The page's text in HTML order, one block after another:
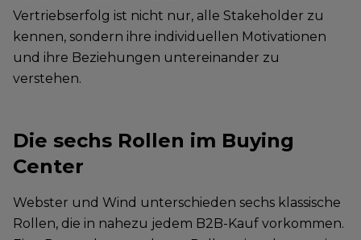
Vertriebserfolg ist nicht nur, alle Stakeholder zu
kennen, sondern ihre individuellen Motivationen
und ihre Beziehungen untereinander zu
verstehen.
Die sechs Rollen im Buying
Center
Webster und Wind unterschieden sechs klassische
Rollen, die in nahezu jedem B2B-Kauf vorkommen.